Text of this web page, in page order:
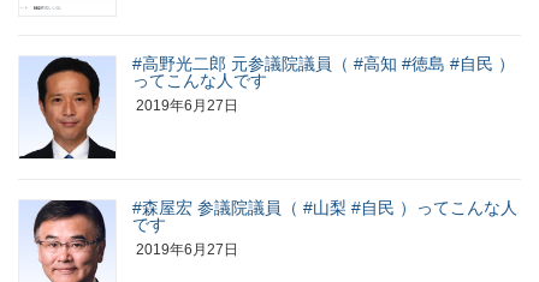
#高野光二郎 元参議院議員（ #高知 #徳島 #自民 ）
ってこんな人です
2019年6月27日
#森屋宏 参議院議員（ #山梨 #自民 ）ってこんな人
です
2019年6月27日